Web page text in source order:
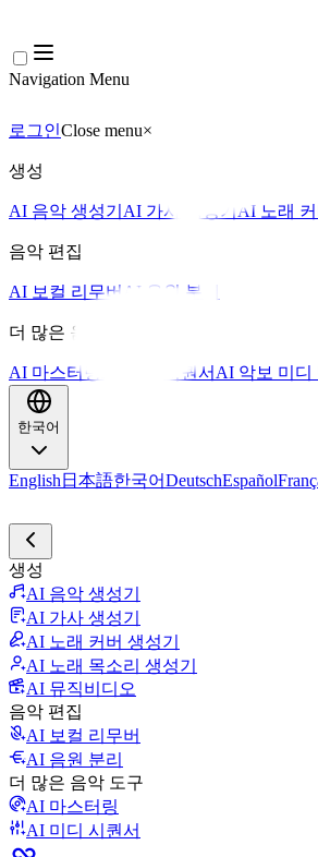
Navigation Menu
로그인Close menu×
생성
AI 음악 생성기 AI 가사 생성기AI 노래 커
음악 편집
AI 보컬 리무버 AI 음원 분리
더 많은 음악 도구
AI 마스터링 AI 미디 시퀀서 AI 악보 미디
한국어
English 日本語한국어DeutschEspañol
생성
AI 음악 생성기
AI 가사 생성기
AI 노래 커버 생성기
AI 노래 목소리 생성기
AI 뮤직비디오
음악 편집
AI 보컬 리무버
AI 음원 분리
더 많은 음악 도구
AI 마스터링
AI 미디 시퀀서